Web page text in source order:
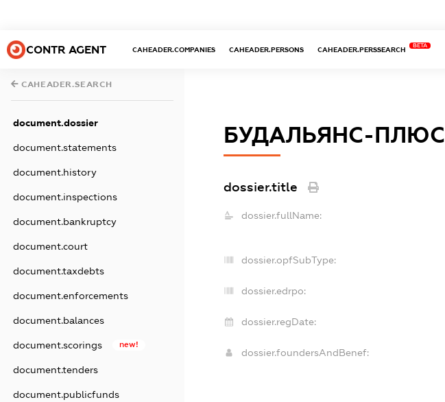
CONTR AGENT CAHEADER.COMPANIES CAHEADER.PERSONS CAHEADER.PERSSEARCH
BETA
CAHEADER.SEARCH
document.dossier
document.statements
document.history
document.inspections
document.bankruptcy
document.court
document.taxdebts
document.enforcements
document.balances
document.scorings new!
document.tenders
document.publicfunds
БУДАЛЬЯНС-ПЛЮС
dossier.title
dossier.fullName:
dossier.opfSubType:
dossier.edrpo:
dossier.regDate:
dossier.foundersAndBenef: